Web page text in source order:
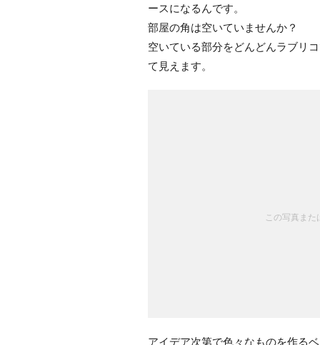
ースになるんです。
部屋の角は空いていませんか？
空いている部分をどんどんラブリ
て見えます。
この写真ま
アイデア次第で色々なものを作る